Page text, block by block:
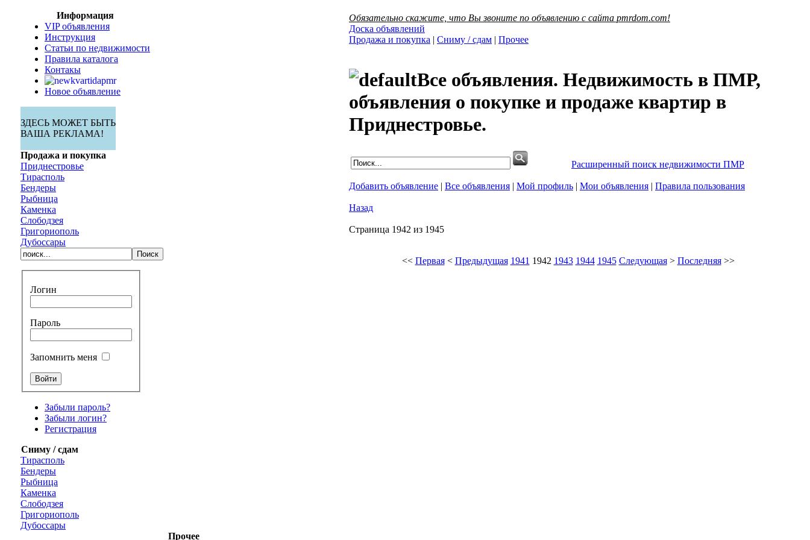
Информация
VIP объявления
Инструкция
Статьи по недвижимости
Правила каталога
Контакы
Новое объявление
ЗДЕСЬ МОЖЕТ БЫТЬ
ВАША РЕКЛАМА!
Продажа и покупка
Приднестровье
Тирасполь
Бендеры
Рыбница
Каменка
Слободзея
Григориополь
Дубоссары
Логин
Пароль
Запомнить меня
Забыли пароль?
Забыли логин?
Регистрация
Сниму / сдам
Тирасполь
Бендеры
Рыбница
Каменка
Слободзея
Григориополь
Дубоссары
Прочее
Обязательно скажите, что Вы звоните по объявлению с сайта pmrdom.com!
Доска объявлений
Продажа и покупка | Сниму / сдам | Прочее
Все объявления. Недвижимость в ПМР,
объявления о покупке и продаже квартир в
Приднестровье.
Расширенный поиск недвижимости ПМР
Добавить объявление | Все объявления | Мой профиль | Мои объявления | Правила пользования
Назад
Страница 1942 из 1945
<< Первая< Предыдущая 1941 1942 1943 1944 1945 Следующая> Последняя>>